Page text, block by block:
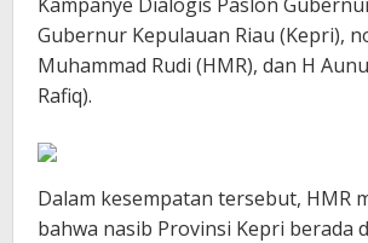
Gubernur Kepulauan Riau (Kepri),
Muhammad Rudi (HMR), dan H
Rafiq).
Dalam kesempatan tersebut, HMR
bahwa nasib Provinsi Kepri berada